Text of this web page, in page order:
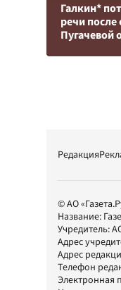
Галкин*
речи после
Пугачевой
Редакция
© АО
Название:
Учредитель:
Адрес
Адрес
Телефон
Электронная